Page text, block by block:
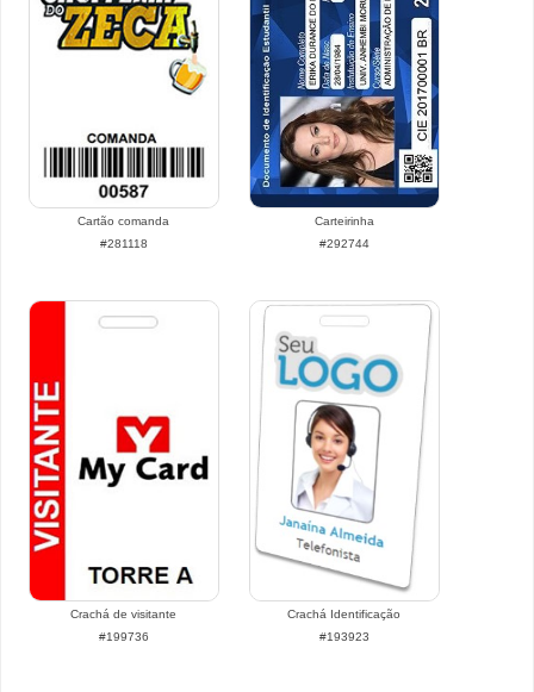
Cartão comanda
#281118
Carteirinha
#292744
Crachá de visitante
#199736
Crachá Identificação
#193923